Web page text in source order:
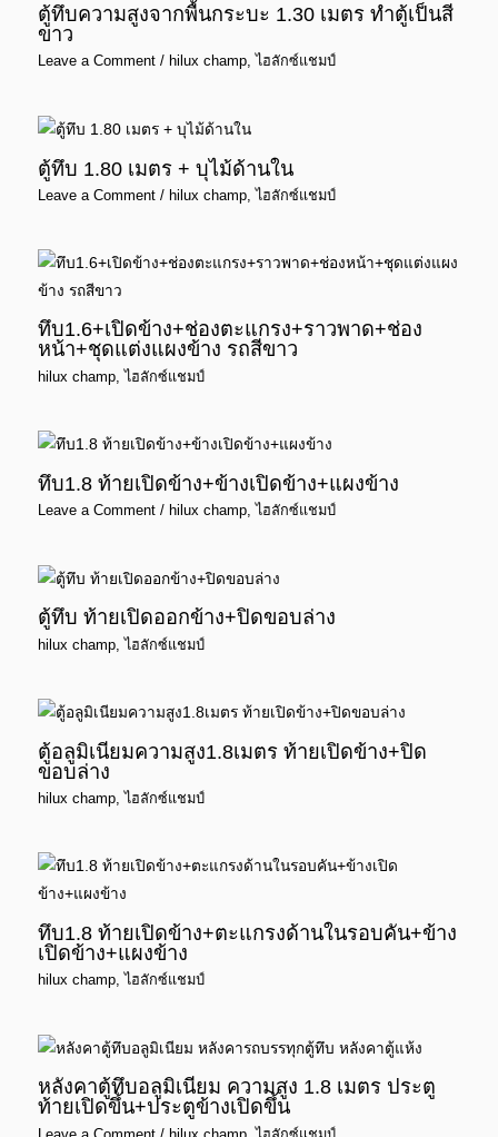
ตู้ทึบความสูงจากพื้นกระบะ 1.30 เมตร ทำตู้เป็นสี
ขาว
Leave a Comment / hilux champ,ไฮลักซ์แชมป์
ตู้ทึบ 1.80 เมตร + บุไม้ด้านใน
Leave a Comment / hilux champ ,ไฮลักซ์แชมป์
ทึบ1.6+เปิดข้าง+ช่องตะแกรง+ราวพาด+ช่อง
หน้า+ชุดแต่งแผงข้าง รถสีขาว
hilux champ ,ไฮลักซ์แชมป์
ทึบ1.8 ท้ายเปิดข้าง+ข้างเปิดข้าง+แผงข้าง
Leave a Comment / hilux champ,ไฮลักซ์แชมป์
ตู้ทึบ ท้ายเปิดออกข้าง+ปิดขอบล่าง
hilux champ ,ไฮลักซ์แชมป์
ตู้อลูมิเนียมความสูง1.8เมตร ท้ายเปิดข้าง+ปิด
ขอบล่าง
hilux champ,ไฮลักซ์แชมป์
ทึบ1.8 ท้ายเปิดข้าง+ตะแกรงด้านในรอบคัน+ข้าง
เปิดข้าง+แผงข้าง
hilux champ,ไฮลักซ์แชมป์
หลังคาตู้ทึบอลูมิเนียม ความสูง 1.8 เมตร ประตู
ท้ายเปิดขึ้น+ประตูข้างเปิดขึ้น